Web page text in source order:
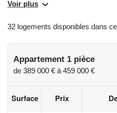
nos équipes.
• Appartements du studio au 5
gamme
• Quelques appartements
• Une co-réalisation Sogelym
Voir plus
32 logements disponibles dans
Appartement 1 pièce
de 389 000 € à 459 000 €
Surface Prix